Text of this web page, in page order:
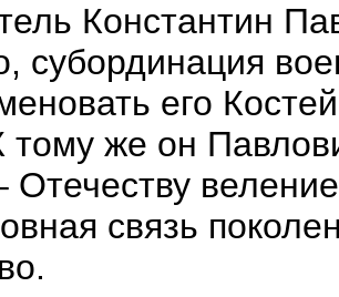
Константин
субординация
его
тому же он
связь